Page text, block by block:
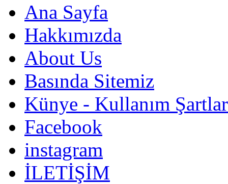
Ana Sayfa
Hakkımızda
About Us
Basında Sitemiz
Künye - Kullanım
Facebook
instagram
İLETİŞİM